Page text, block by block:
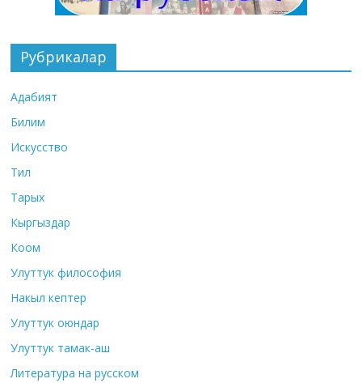
Рубрикалар
Адабият
Билим
Искусство
Тил
Тарых
Кыргыздар
Коом
Улуттук философия
Накыл кептер
Улуттук оюндар
Улуттук тамак-аш
Литература на русском